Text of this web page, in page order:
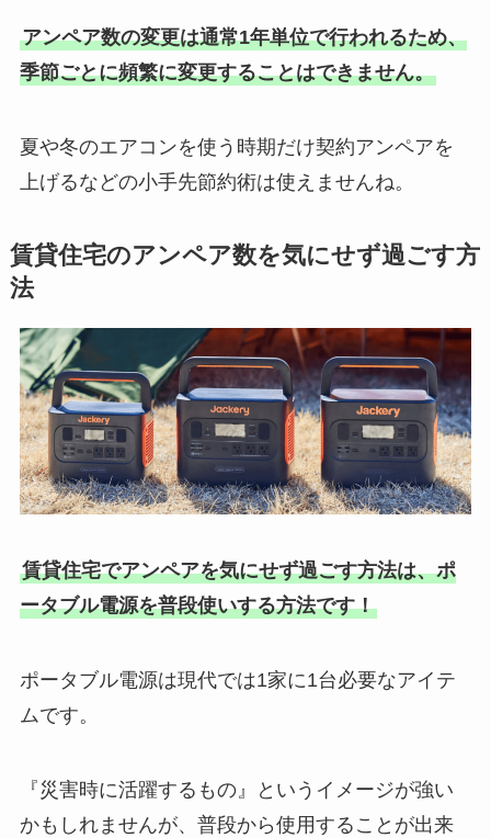
アンペア数の変更は通常1年単位で行われるため、
季節ごとに頻繁に変更することはできません。
夏や冬のエアコンを使う時期だけ契約アンペアを
上げるなどの小手先節約術は使えませんね。
賃貸住宅のアンペア数を気にせず過ごす方
法
賃貸住宅でアンペアを気にせず過ごす方法は、ポ
ータブル電源を普段使いする方法です！
ポータブル電源は現代では1家に1台必要なアイテ
ムです。
『災害時に活躍するもの』というイメージが強い
かもしれませんが、普段から使用することが出来